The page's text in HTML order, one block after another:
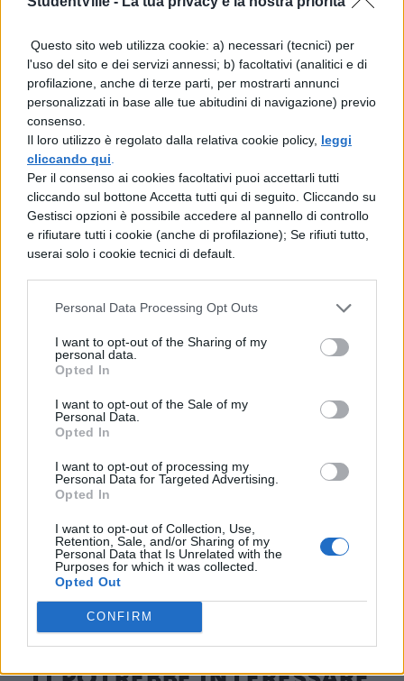
Questo sito web utilizza cookie: a) necessari (tecnici) per
l'uso del sito e dei servizi annessi; b) facoltativi (analitici e di
profilazione, anche di terze parti, per mostrarti annunci
personalizzati in base alle tue abitudini di navigazione) previo
consenso.
Il loro utilizzo è regolato dalla relativa cookie policy, leggi
cliccando qui
Per il consenso ai cookies facoltativi puoi accettarli tutti
cliccando sul bottone Accetta tutti qui di seguito. Cliccando su
Gestisci opzioni è possibile accedere al pannello di controllo
e rifiutare tutti i cookie (anche di profilazione); Se rifiuti tutto,
userai solo i cookie tecnici di default.
Personal Data Processing Opt Outs
I want to opt-out of the Sharing of my
personal data.
Opted In
I want to opt-out of the Sale of my
Personal Data.
Opted In
I want to opt-out of processing my
Personal Data for Targeted Advertising.
Opted In
I want to opt-out of Collection, Use,
Retention, Sale, and/or Sharing of my
Personal Data that Is Unrelated with the
Purposes for which it was collected.
Opted Out
CONFIRM
denuncia collettiva presso i Carabinieri
passo deciso per individuare i responsabili
dell’accaduto. La comunità scolastica si è
mobilitata compatta, chiedendo maggiori
garanzie sulla sicurezza alimentare nelle
mense.
“Non possiamo permettere che la salute
dei nostri figli venga messa a rischio
ha dichiarato un rappresentante dei
genitori. La determinazione delle famiglie è
chiara: ottenere risposte concrete e
assicurarsi che vengano implementati
episodi simili. L’obiettivo dichiarato è quello
responsabilità, dall’approvvigionamento
alla preparazione dei pasti serviti nella
struttura scolastica.